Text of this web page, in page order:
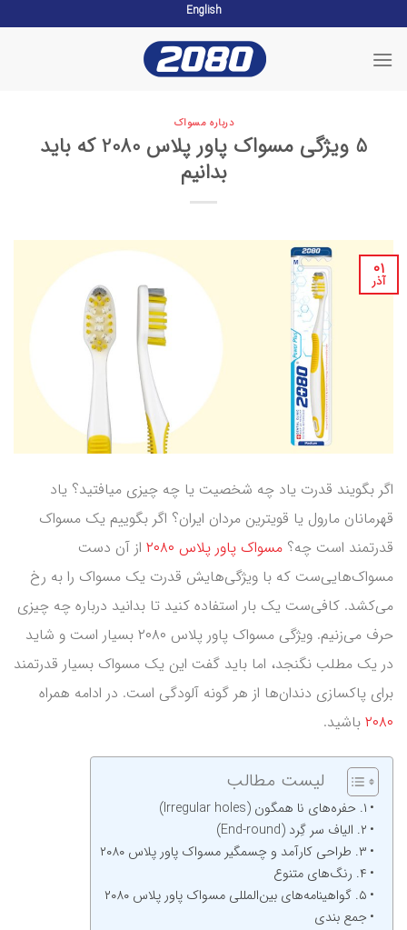
content
English
درباره مسواک
5 ویژگی مسواک پاور پلاس 2080 که باید
بدانیم
۰۱
آذر
اگر بگویند قدرت یاد چه شخصیت یا چه چیزی میافتید؟ یاد
قهرمانان مارول یا قویترین مردان ایران؟ اگر بگوییم یک مسواک
قدرتمند است چه؟ مسواک پاور پلاس ۲۰۸۰
از آن دست
مسواک‌هایی‌ست که با ویژگی‌هایش قدرت یک مسواک را به رخ
می‌کشد. کافی‌ست یک بار استفاده کنید تا بدانید درباره چه چیزی
حرف می‌زنیم. ویژگی مسواک پاور پلاس ۲۰۸۰ بسیار است و شاید
در یک مطلب نگنجد، اما باید گفت این یک مسواک بسیار قدرتمند
برای پاکسازی دندان‌ها از هر گونه آلودگی است. در ادامه همراه
۲۰۸۰ باشید.
لیست مطالب
۱. حفره‌های نا همگون (Irregular holes)
۲. الیاف سر گِرد (End-round)
۳. طراحی کارآمد و چسمگیر مسواک پاور پلاس ۲۰۸۰
۴. رنگ‌های متنوع
۵. گواهینامه‌های بین‌المللی مسواک پاور پلاس ۲۰۸۰
جمع بندی